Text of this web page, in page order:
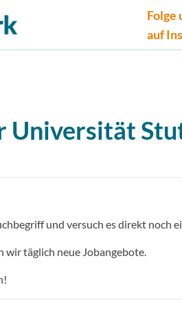
Folge
auf
Universität
und versuch es direkt noch
wir täglich neue Jobangebote.